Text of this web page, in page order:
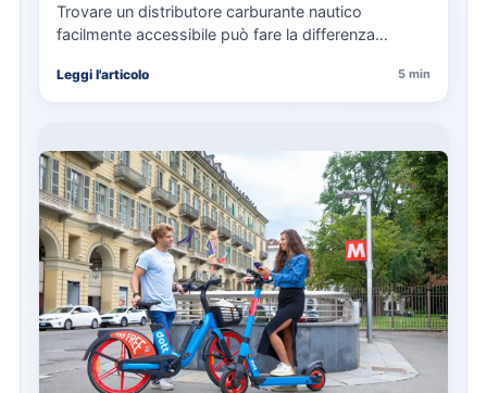
Trovare un distributore carburante nautico
facilmente accessibile può fare la differenza
soprattutto…
Leggi l'articolo 5 min